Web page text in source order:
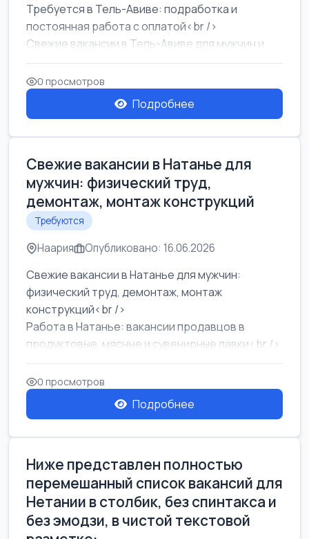
Требуется в Тель-Авиве: подработка и
постоянная работа с оплатой<br />
Свежие вакансии в Тель-Авиве для мужчин и
женщин от хозя...
0 просмотров
Подробнее
Свежие вакансии в Натанье для
мужчин: физический труд,
демонтаж, монтаж конструкций
Требуются
Наария Опубликовано: 16.06.2026
Свежие вакансии в Натанье для мужчин:
физический труд, демонтаж, монтаж
конструкций<br />
Работа в Натанье: вакансии продавцов в
продуктовые, мясные и сувенирные лавки<br />
Разнорабочий на сборку м...
0 просмотров
Подробнее
Ниже представлен полностью
перемешанный список вакансий для
Нетании в столбик, без спинтакса и
без эмодзи, в чистой текстовой